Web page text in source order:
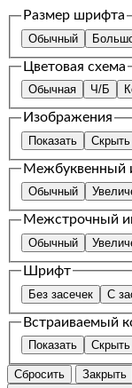
Размер шрифта
Обычный
Цветовая схема
Обычная Ч/Б
Изображения
Показать Скрыть
Межбуквенный
Обычный
Межстрочный
Обычный
Шрифт
Без засечек С
Встраиваемый
Показать Скрыть
Сбросить
Закрыть